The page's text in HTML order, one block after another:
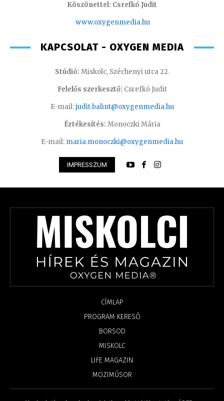
Köszönettel: Csrefkó Judit
www.oxygenmedia.hu
KAPCSOLAT - OXYGEN MEDIA
Stúdió: Miskolc, Széchenyi utca 22.
Felelős szerkesztő: Csrefkó Judit
E-mail:judit.balint@oxygenmedia.hu
Értékesítés: Monoczki Mária
E-mail: maria.monoczki@oxygenmedia.hu
IMPRESSZUM
CÍMLAP
PROGRAM KERESŐ
BORSOD
MISKOLC
LIFE MAGAZIN
MOZIMŰSOR